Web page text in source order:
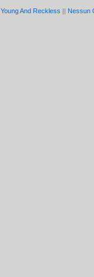
Young And Reckless || Nessun